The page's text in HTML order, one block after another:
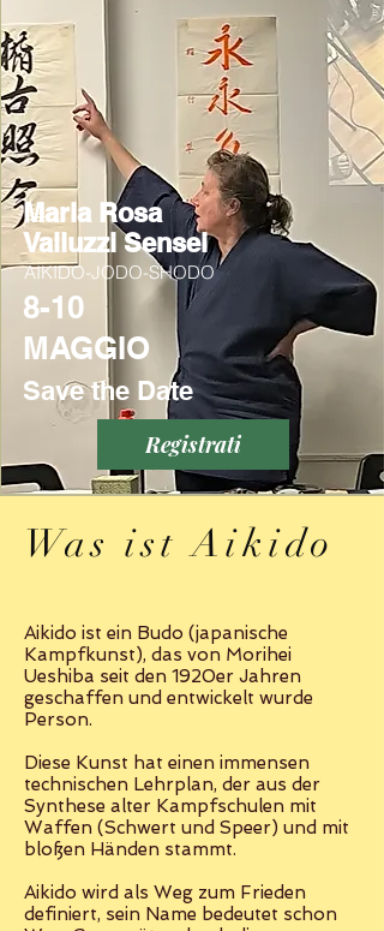
Maria Rosa
Valluzzi Sensei
AIKIDO-JODO-SHODO
8-10
MAGGIO
Save the Date
Registrati
Was ist Aikido
Aikido ist ein Budo (japanische
Kampfkunst), das von Morihei
Ueshiba seit den 1920er Jahren
geschaffen und entwickelt wurde
Person.
Diese Kunst hat einen immensen
technischen Lehrplan, der aus der
Synthese alter Kampfschulen mit
Waffen (Schwert und Speer) und mit
bloßen Händen stammt.
Aikido wird als Weg zum Frieden
definiert, sein Name bedeutet schon